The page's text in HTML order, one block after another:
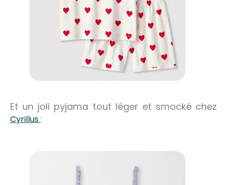
Et un joli pyjama tout léger et smocké chez
Cyrillus :